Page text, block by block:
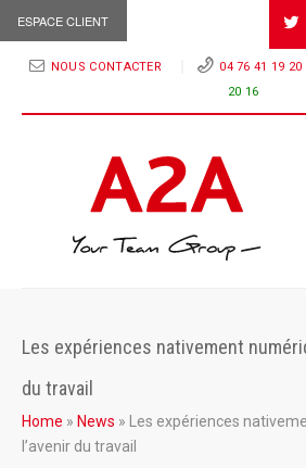
ESPACE CLIENT
NOUS CONTACTER 04 76 41 19 20
20 16
Les expériences nativement
du travail
Home » News » Les expériences
l’avenir du travail